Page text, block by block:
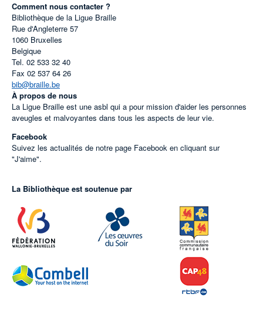
Comment nous contacter ?
Bibliothèque de la Ligue Braille
Rue d'Angleterre 57
1060 Bruxelles
Belgique
Tel. 02 533 32 40
Fax 02 537 64 26
bib@braille.be
À propos de nous
La Ligue Braille est une asbl qui a pour mission d'aider les personnes
aveugles et malvoyantes dans tous les aspects de leur vie.
Facebook
Suivez les actualités de notre page Facebook en cliquant sur
"J'aime".
La Bibliothèque est soutenue par